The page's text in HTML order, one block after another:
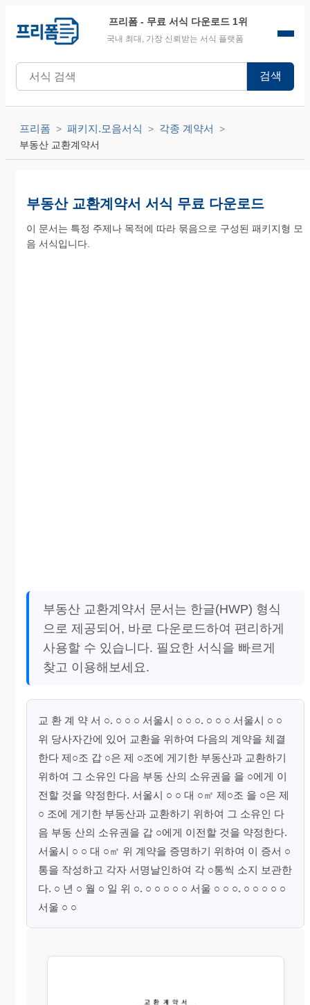
프리폼 - 무료 서식 다운로드 1위
국내 최대, 가장 신뢰받는 서식 플랫폼
검색
프리폼 패키지.모음서식 각종 계약서
부동산 교환계약서
부동산 교환계약서 서식 무료 다운로드
이 문서는 특정 주제나 목적에 따라 묶음으로 구성된 패키지형 모
음 서식입니다.
부동산 교환계약서 문서는 한글(HWP) 형식
으로 제공되어, 바로 다운로드하여 편리하게
사용할 수 있습니다. 필요한 서식을 빠르게
찾고 이용해보세요.
교 환 계 약 서 ○. ○ ○ ○ 서울시 ○ ○ ○. ○ ○ ○ 서울시 ○ ○
위 당사자간에 있어 교환을 위하여 다음의 계약을 체결
한다 제○조 갑 ○은 제 ○조에 게기한 부동산과 교환하기
위하여 그 소유인 다음 부동 산의 소유권을 을 ○에게 이
전할 것을 약정한다. 서울시 ○ ○ 대 ○㎡ 제○조 을 ○은 제
○ 조에 게기한 부동산과 교환하기 위하여 그 소유인 다
음 부동 산의 소유권을 갑 ○에게 이전할 것을 약정한다.
서울시 ○ ○ 대 ○㎡ 위 계약을 증명하기 위하여 이 증서 ○
통을 작성하고 각자 서명날인하여 각 ○통씩 소지 보관한
다. ○ 년 ○ 월 ○ 일 위 ○. ○ ○ ○ ○ ○ 서울 ○ ○ ○. ○ ○ ○ ○ ○
서울 ○ ○